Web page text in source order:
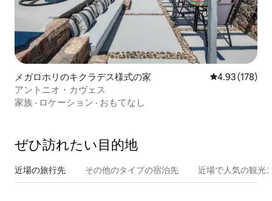
メガロホリのキクラデス様式の家 レビュー178
4.93 (178)
アントニオ・カヴェス
家族 · ロケーション · おもてなし
ぜひ訪⁠れ⁠た⁠い目⁠的⁠地
近場の旅行先 その他のタ⁠イ⁠プ⁠の宿⁠泊⁠先 近場で人気の観光